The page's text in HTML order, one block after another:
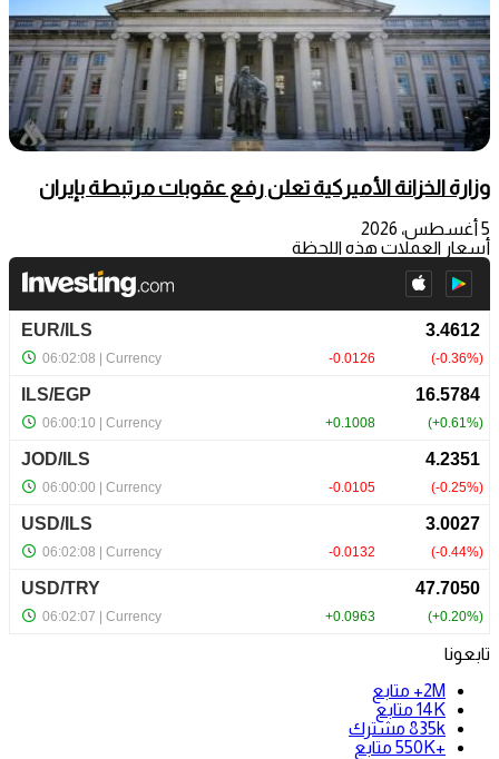
وزارة الخزانة الأميركية تعلن رفع عقوبات مرتبطة بإيران
5 أغسطس، 2026
أسعار العملات هذه اللحظة
تابعونا
2M+
متابع
14K متابع
835k مشترك
+550K
متابع